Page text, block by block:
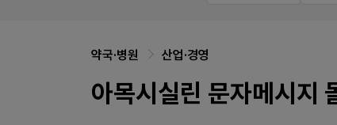
약국·병원 산업·경영
아목시실린 문자메시지